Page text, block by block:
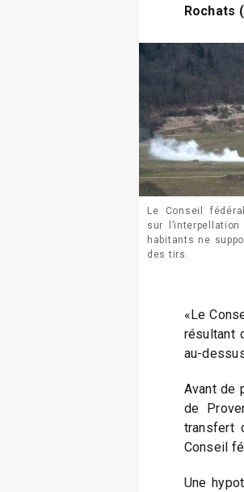
Rochats
Le Conseil
sur
habitants ne
des tirs.
«Le
résultant
au-
Avant de
de
transfert
Conseil
Une